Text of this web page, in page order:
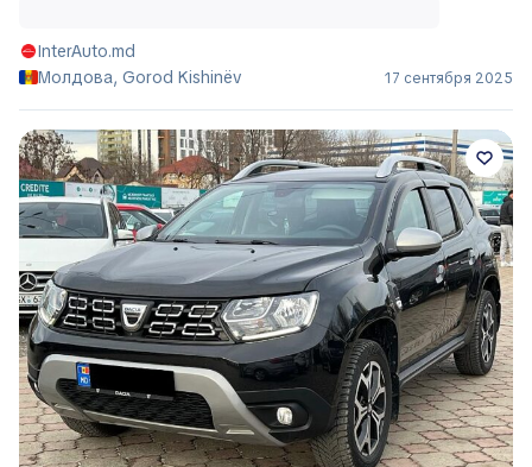
InterAuto.md
Молдова, Gorod Kishinëv
17 сентября 2025